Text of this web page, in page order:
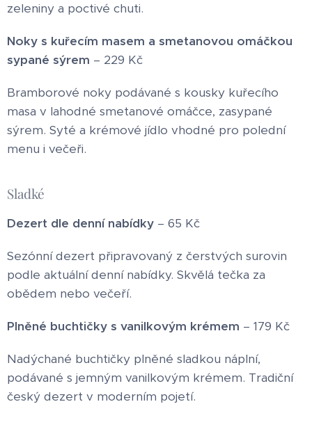
zeleniny a poctivé chuti.
Noky s kuřecím masem a smetanovou omáčkou
sypané sýrem – 229 Kč
Bramborové noky podávané s kousky kuřecího
masa v lahodné smetanové omáčce, zasypané
sýrem. Syté a krémové jídlo vhodné pro polední
menu i večeři.
Sladké
Dezert dle denní nabídky – 65 Kč
Sezónní dezert připravovaný z čerstvých surovin
podle aktuální denní nabídky. Skvělá tečka za
obědem nebo večeří.
Plněné buchtičky s vanilkovým krémem – 179 Kč
Nadýchané buchtičky plněné sladkou náplní,
podávané s jemným vanilkovým krémem. Tradiční
český dezert v moderním pojetí.